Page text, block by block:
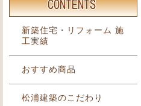
新築住宅・リフォーム 施
工実績
おすすめ商品
松浦建築のこだわり